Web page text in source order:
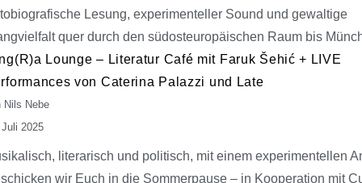
Lesung, experimenteller Sound und gewaltige
quer durch den südosteuropäischen Raum bis
Lounge – Literatur Café mit Faruk Šehić + LIVE
von Caterina Palazzi und Late
Nils Nebe
2025
literarisch und politisch, mit einem experimentellen
wir Euch in die Sommerpause – in Kooperation mit